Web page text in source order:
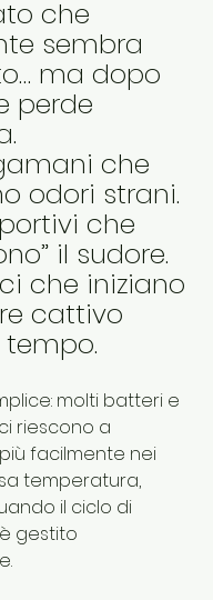
che
sembra
ma dopo
perde
che
odori strani.
che
il sudore.
che iniziano
cattivo
molti batteri e
riescono a
facilmente nei
temperatura,
il ciclo di
gestito